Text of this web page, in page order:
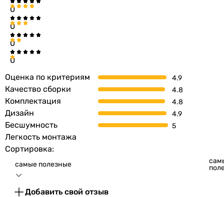
0
0
0
0
Оценка по критериям
Качество сборки
Комплектация
Дизайн
Бесшумность
Легкость монтажа
Сортировка:
самые полезные
Добавить свой отзыв